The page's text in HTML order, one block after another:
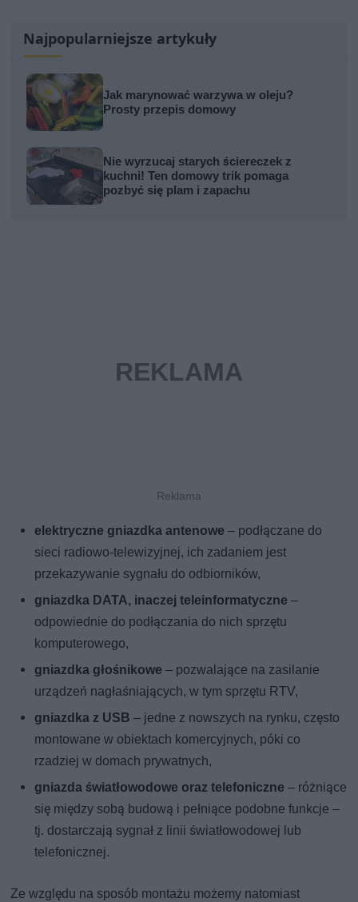
Najpopularniejsze artykuły
Jak marynować warzywa w oleju?
Prosty przepis domowy
Nie wyrzucaj starych ściereczek z
kuchni! Ten domowy trik pomaga
pozbyć się plam i zapachu
elektryczne gniazdka antenowe – podłączane do
sieci radiowo-telewizyjnej, ich zadaniem jest
przekazywanie sygnału do odbiorników,
gniazdka DATA, inaczej teleinformatyczne –
odpowiednie do podłączania do nich sprzętu
komputerowego,
gniazdka głośnikowe – pozwalające na zasilanie
urządzeń nagłaśniających, w tym sprzętu RTV,
gniazdka z USB – jedne z nowszych na rynku, często
montowane w obiektach komercyjnych, póki co
rzadziej w domach prywatnych,
gniazda światłowodowe oraz telefoniczne – różniące
się między sobą budową i pełniące podobne funkcje –
tj. dostarczają sygnał z linii światłowodowej lub
telefonicznej.
Ze względu na sposób montażu możemy natomiast